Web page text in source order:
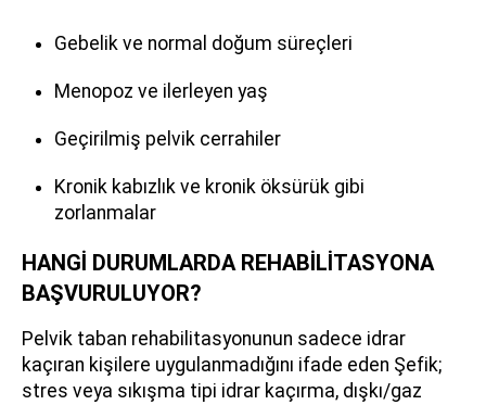
Gebelik ve normal doğum süreçleri
Menopoz ve ilerleyen yaş
Geçirilmiş pelvik cerrahiler
Kronik kabızlık ve kronik öksürük gibi
zorlanmalar
HANGİ DURUMLARDA REHABİLİTASYONA
BAŞVURULUYOR?
Pelvik taban rehabilitasyonunun sadece idrar
kaçıran kişilere uygulanmadığını ifade eden Şefik;
stres veya sıkışma tipi idrar kaçırma, dışkı/gaz